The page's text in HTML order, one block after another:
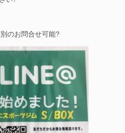
のお問合せ可能?